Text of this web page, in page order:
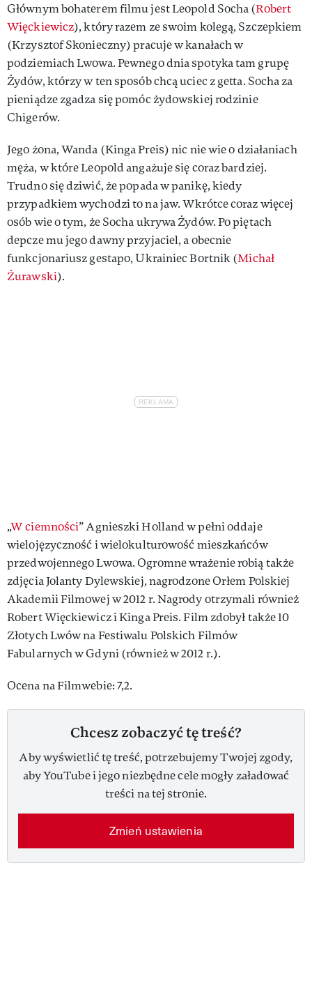
Głównym bohaterem filmu jest Leopold Socha (Robert
Więckiewicz), który razem ze swoim kolegą, Szczepkiem
(Krzysztof Skonieczny) pracuje w kanałach w
podziemiach Lwowa. Pewnego dnia spotyka tam grupę
Żydów, którzy w ten sposób chcą uciec z getta. Socha za
pieniądze zgadza się pomóc żydowskiej rodzinie
Chigerów.
Jego żona, Wanda (Kinga Preis) nic nie wie o działaniach
męża, w które Leopold angażuje się coraz bardziej.
Trudno się dziwić, że popada w panikę, kiedy
przypadkiem wychodzi to na jaw. Wkrótce coraz więcej
osób wie o tym, że Socha ukrywa Żydów. Po piętach
depcze mu jego dawny przyjaciel, a obecnie
funkcjonariusz gestapo, Ukrainiec Bortnik (Michał
Żurawski).
„W ciemności” Agnieszki Holland w pełni oddaje
wielojęzyczność i wielokulturowość mieszkańców
przedwojennego Lwowa. Ogromne wrażenie robią także
zdjęcia Jolanty Dylewskiej, nagrodzone Orłem Polskiej
Akademii Filmowej w 2012 r. Nagrody otrzymali również
Robert Więckiewicz i Kinga Preis. Film zdobył także 10
Złotych Lwów na Festiwalu Polskich Filmów
Fabularnych w Gdyni (również w 2012 r.).
Ocena na Filmwebie: 7,2.
Chcesz zobaczyć tę treść?
Aby wyświetlić tę treść, potrzebujemy Twojej zgody,
aby YouTube i jego niezbędne cele mogły załadować
treści na tej stronie.
Zmień ustawienia